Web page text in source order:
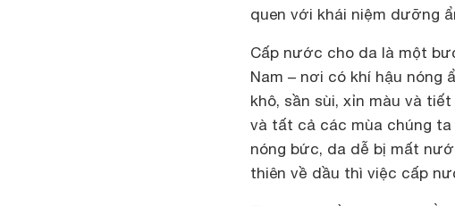
quen với khái niệm dưỡng
Cấp nước cho da là một
Nam – nơi có khí hậu nóng
khô, sần sùi, xỉn màu và
và tất cả các mùa chúng
nóng bức, da dễ bị mất
thiên về dầu thì việc cấp